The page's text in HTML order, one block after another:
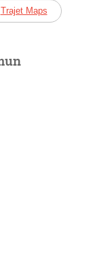
Trajet Maps